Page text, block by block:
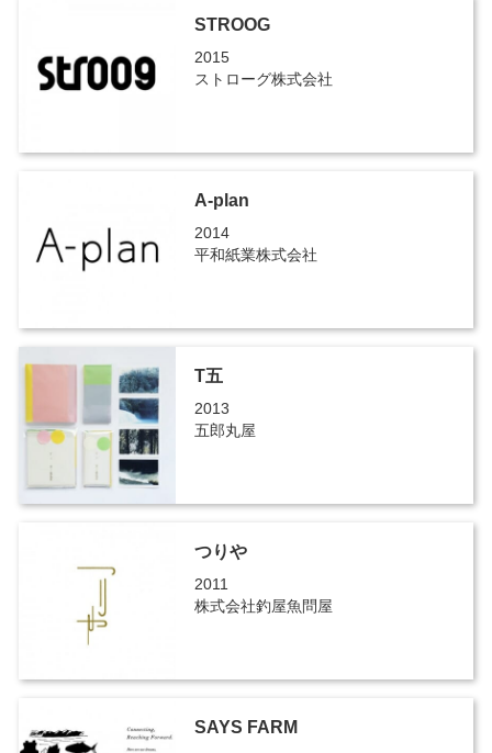
STROOG
2015
ストローグ株式会社
A-plan
2014
平和紙業株式会社
T五
2013
五郎丸屋
つりや
2011
株式会社釣屋魚問屋
SAYS FARM